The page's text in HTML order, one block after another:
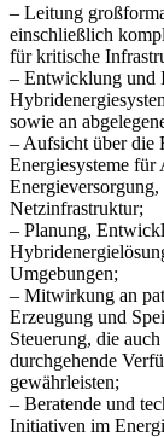
– Leitung
einschließlich
für kritische
– Entwicklung und
sowie an
– Aufsicht über die
Energiesysteme für
Netzinfrastruktur;
– Planung,
Umgebungen;
– Mitwirkung an
Erzeugung und
Steuerung, die
durchgehende
gewährleisten;
– Beratende und
Initiativen im